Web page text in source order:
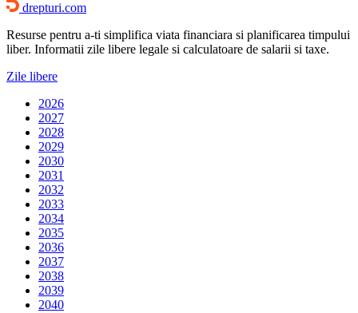
drepturi.com
Resurse pentru a-ti simplifica viata financiara si planificarea timpului
liber. Informatii zile libere legale si calculatoare de salarii si taxe.
Zile libere
2026
2027
2028
2029
2030
2031
2032
2033
2034
2035
2036
2037
2038
2039
2040